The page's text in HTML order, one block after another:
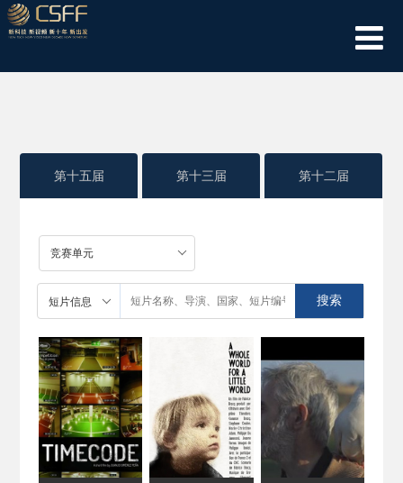
第十五届 第十三届 第十二届